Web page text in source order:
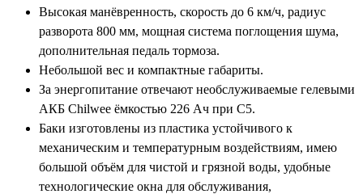
Высокая манёвренность, скорость до 6 км/ч, радиус
разворота 800 мм, мощная система поглощения шума,
дополнительная педаль тормоза.
Небольшой вес и компактные габариты.
За энергопитание отвечают необслуживаемые гелевыми
АКБ Chilwee ёмкостью 226 Ач при С5.
Баки изготовлены из пластика устойчивого к
механическим и температурным воздействиям, имею
большой объём для чистой и грязной воды, удобные
технологические окна для обслуживания,